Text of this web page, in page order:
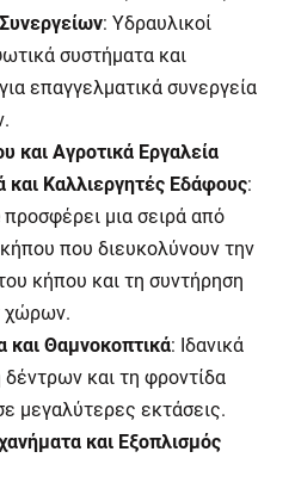
: Υδραυλικοί
συστήματα και
επαγγελματικά συνεργεία
και Αγροτικά Εργαλεία
και Καλλιεργητές Εδάφους:
προσφέρει μια σειρά από
που διευκολύνουν την
κήπου και τη συντήρηση
χώρων.
και Θαμνοκοπτικά: Ιδανικά
δέντρων και τη φροντίδα
μεγαλύτερες εκτάσεις.
και Εξοπλισμός